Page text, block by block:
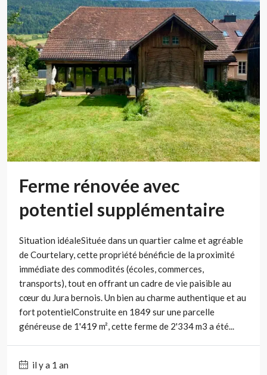
Ferme rénovée avec
potentiel supplémentaire
Situation idéaleSituée dans un quartier calme et agréable
de Courtelary, cette propriété bénéficie de la proximité
immédiate des commodités (écoles, commerces,
transports), tout en offrant un cadre de vie paisible au
cœur du Jura bernois. Un bien au charme authentique et au
fort potentielConstruite en 1849 sur une parcelle
généreuse de 1'419 m², cette ferme de 2'334 m3 a été...
il y a 1 an